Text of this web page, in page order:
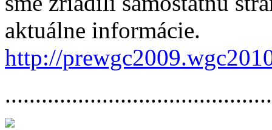
aktuálne informácie.
http://